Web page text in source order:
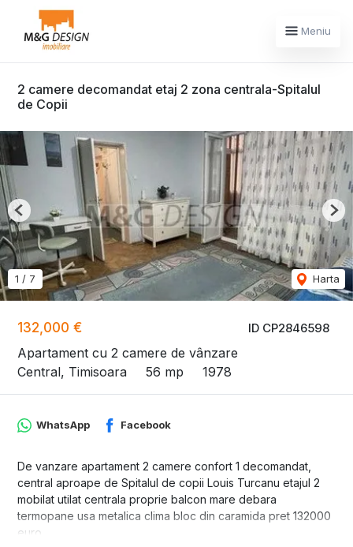
Meniu
2 camere decomandat etaj 2 zona centrala-Spitalul
de Copii
ID CP2846598
132,000 €
Apartament cu 2 camere de vânzare
Central, Timisoara
56 mp 1978
1 / 7 Harta
Previous
WhatsApp Facebook
De vanzare apartament 2 camere confort 1 decomandat,
central aproape de Spitalul de copii Louis Turcanu etajul 2
mobilat utilat centrala proprie balcon mare debara
termopane usa metalica clima bloc din caramida pret 132000
euro .